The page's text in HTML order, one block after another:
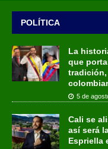
POLÍTICA
La
que
tradición,
5 de
Cali se
así será
Espriella